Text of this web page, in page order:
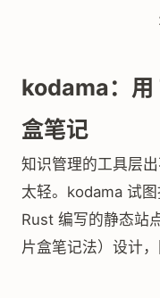
kodama：用
盒笔记
知识管理的工具层
太轻。kodama 试
Rust 编写的静态站
片盒笔记法）设计